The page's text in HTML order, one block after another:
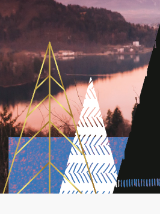
დანაზოგით